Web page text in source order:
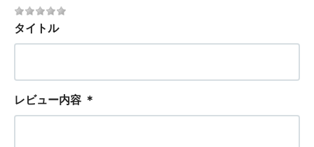
タイトル
レビュー内容 ＊